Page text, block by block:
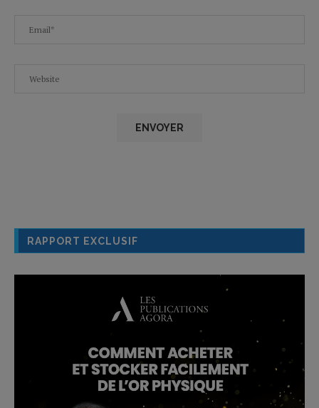
RAPPORT EXCLUSIF